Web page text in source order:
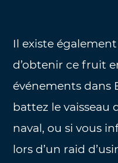
Il existe
d’obtenir ce fruit
événements dans
battez le vaisseau
naval, ou si vous
lors d’un raid